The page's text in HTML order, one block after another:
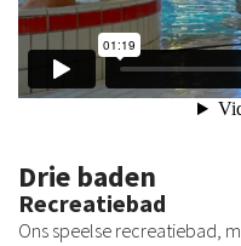
Drie baden
Recreatiebad
Ons speelse recreatiebad,